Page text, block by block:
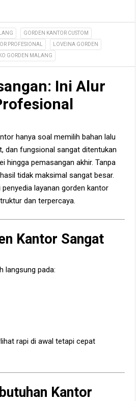
GORDEN KANTOR CUSTOM
PROFESIONAL
LOVEINA GORDEN
GORDEN MALANG
Ini Alur
hanya soal memilih bahan lalu
dan fungsional sangat ditentukan
hingga pemasangan akhir. Tanpa
tidak maksimal sangat besar.
layanan gorden kantor
dan terpercaya.
Kantor Sangat
langsung pada:
rapi di awal tetapi cepat
Kantor